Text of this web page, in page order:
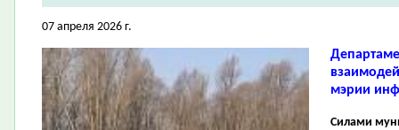
07 апреля 2026 г.
мэрии
Силами